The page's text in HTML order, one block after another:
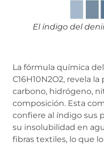
El índigo del
La fórmula química
C16H10N2O2, revela
carbono, hidrógeno,
composición. Esta
confiere al índigo sus
su insolubilidad en
fibras textiles, lo que